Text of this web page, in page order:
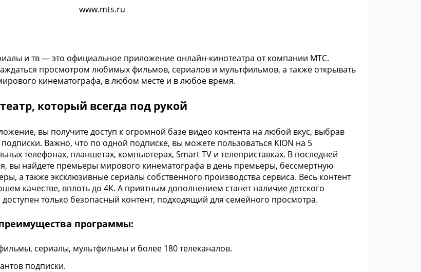
www.mts.ru
и тв — это официальное приложение онлайн-кинотеатра от компании МТС.
просмотром любимых фильмов, сериалов и мультфильмов, а также открывать
кинематографа, в любом месте и в любое время.
который всегда под рукой
вы получите доступ к огромной базе видео контента на любой вкус, выбрав
Важно, что по одной подписке, вы можете пользоваться KION на 5
телефонах, планшетах, компьютерах, Smart TV и телеприставках. В последней
вы найдете премьеры мирового кинематографа в день премьеры, бессмертную
а также эксклюзивные сериалы собственного производства сервиса. Весь контент
качестве, вплоть до 4K. А приятным дополнением станет наличие детского
только безопасный контент, подходящий для семейного просмотра.
программы:
сериалы, мультфильмы и более 180 телеканалов.
подписки.